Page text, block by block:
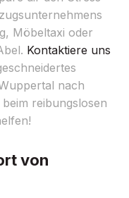
Möbeltaxi oder
Kontaktiere uns
nach
reibungslosen
von